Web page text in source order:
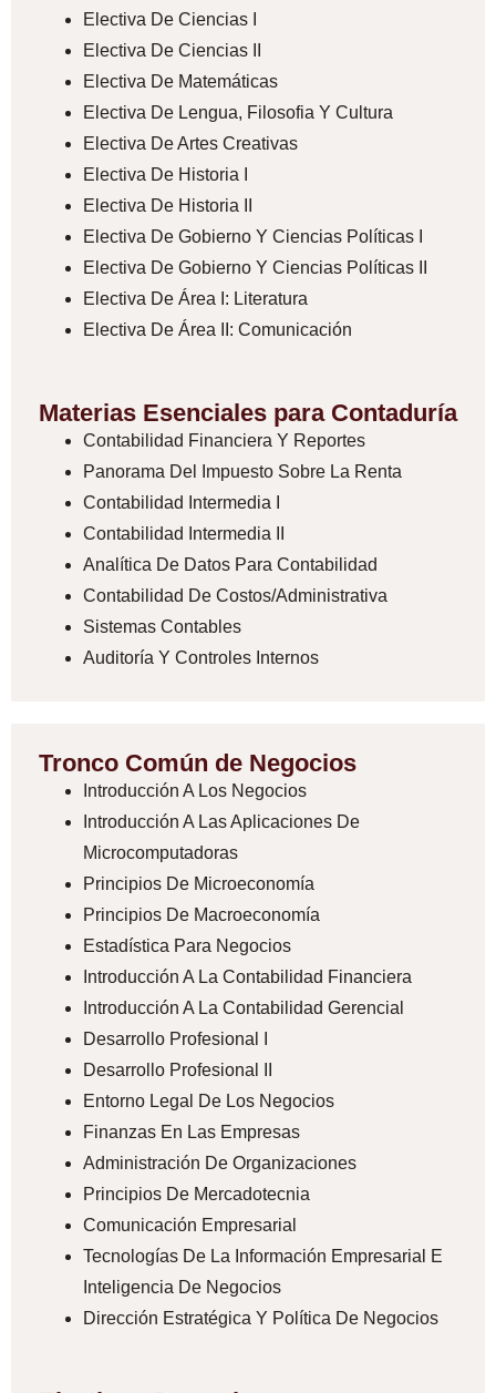
Electiva De Ciencias I
Electiva De Ciencias II
Electiva De Matemáticas
Electiva De Lengua, Filosofia Y Cultura
Electiva De Artes Creativas
Electiva De Historia I
Electiva De Historia II
Electiva De Gobierno Y Ciencias Políticas I
Electiva De Gobierno Y Ciencias Políticas II
Electiva De Área I: Literatura
Electiva De Área II: Comunicación
Materias Esenciales para Contaduría
Contabilidad Financiera Y Reportes
Panorama Del Impuesto Sobre La Renta
Contabilidad Intermedia I
Contabilidad Intermedia II
Analítica De Datos Para Contabilidad
Contabilidad De Costos/Administrativa
Sistemas Contables
Auditoría Y Controles Internos
Tronco Común de Negocios
Introducción A Los Negocios
Introducción A Las Aplicaciones De
Microcomputadoras
Principios De Microeconomía
Principios De Macroeconomía
Estadística Para Negocios
Introducción A La Contabilidad Financiera
Introducción A La Contabilidad Gerencial
Desarrollo Profesional I
Desarrollo Profesional II
Entorno Legal De Los Negocios
Finanzas En Las Empresas
Administración De Organizaciones
Principios De Mercadotecnia
Comunicación Empresarial
Tecnologías De La Información Empresarial E
Inteligencia De Negocios
Dirección Estratégica Y Política De Negocios